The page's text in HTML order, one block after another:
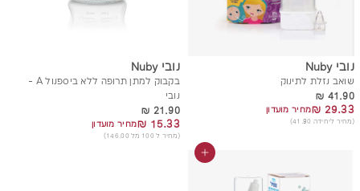
נובי Nuby
שואב נזלת לתינוק
41.90 ₪
41.90 ₪
29.33 ₪
29.33 ₪
מחיר מועדון
(מחיר ליחידה 41.90)
נובי Nuby
בקבוק למתן תרופה ללא ביספנול A -
נובי
21.90 ₪
21.90 ₪
15.33 ₪
15.33 ₪
מחיר מועדון
(מחיר ל 100 מל 146.00)
הוסף לסל